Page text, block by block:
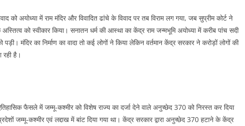
को अयोध्या में राम मंदिर और विवादित ढांचे के विवाद पर तब विराम लग गया, जब सुप्रीम कोर्ट ने
को स्वीकार किया। सनातन धर्म की आस्था का केंद्र राम जन्मभूमि अयोध्या में करीब पांच सदी
मंदिर का निर्माण का वादा तो कई लोगों ने किया लेकिन वर्तमान केंद्र सरकार ने करोड़ों लोगों की
रही है।
फैसले में जम्मू-कश्मीर को विशेष राज्य का दर्जा देने वाले अनुच्छेद 370 को निरस्त कर दिया
जम्मू-कश्मीर एवं लद्दाख में बांट दिया गया था। केंद्र सरकार द्वारा अनुच्छेद 370 हटाने के केंद्र